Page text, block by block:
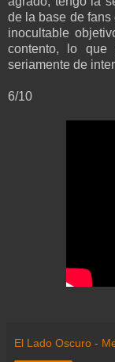
de la base de fans
inocultable
contento, lo que
seriamente de
6/10
El Lado Oscuro -